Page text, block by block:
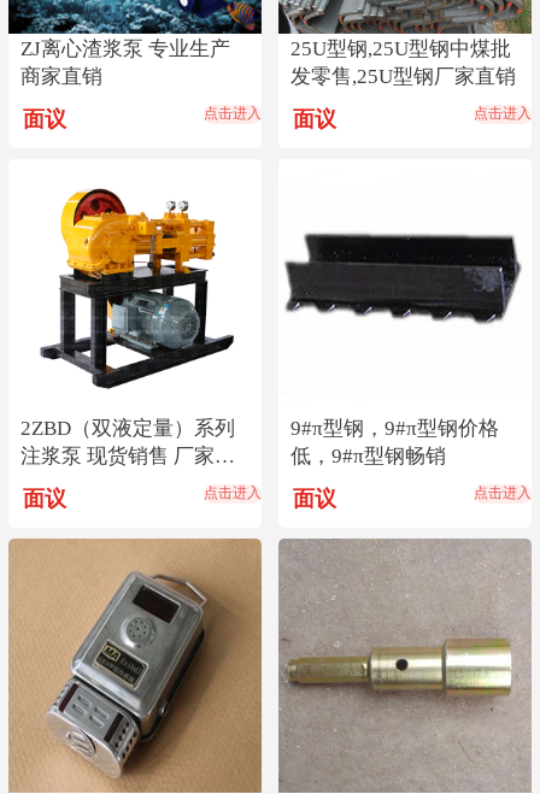
ZJ离心渣浆泵 专业生产
商家直销
面议 点击进入
25U型钢,25U型钢中煤批
发零售,25U型钢厂家直销
面议 点击进入
2ZBD（双液定量）系列
注浆泵 现货销售 厂家直
销
面议 点击进入
9#π型钢，9#π型钢价格
低，9#π型钢畅销
面议 点击进入